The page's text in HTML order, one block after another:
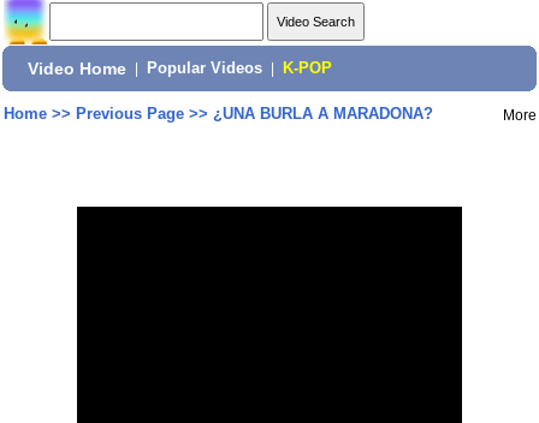
Video Home Popular Videos K-POP
Home>> Previous Page>> ¿UNA BURLA A MARADONA? More